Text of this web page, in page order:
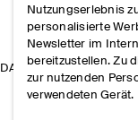
DAS UNTERNEHMEN
Nutzungserlebnis
personalisierte
Newsletter im
bereitzustellen. Zu
zur nutzenden
verwendeten Gerät.